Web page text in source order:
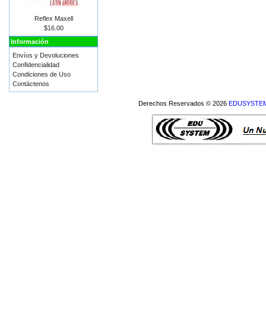
Reflex Maxell
$16.00
Información
Envíos y Devoluciones
Confidencialidad
Condiciones de Uso
Contáctenos
Derechos Reservados © 2026